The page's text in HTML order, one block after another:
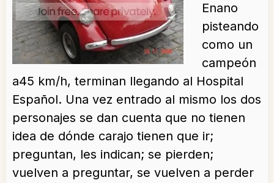
Enano
pisteando
como un
campeón
a45 km/h, terminan llegando al Hospital
Español. Una vez entrado al mismo los dos
personajes se dan cuenta que no tienen
idea de dónde carajo tienen que ir;
preguntan, les indican; se pierden;
vuelven a preguntar, se vuelven a perder